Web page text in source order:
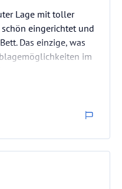
Lage mit toller
schön eingerichtet und
Das einzige, was
im